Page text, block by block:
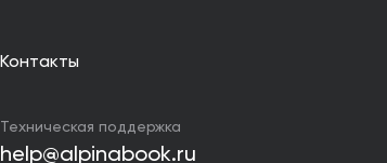
Контакты
Техническая поддержка
help@alpinabook.ru